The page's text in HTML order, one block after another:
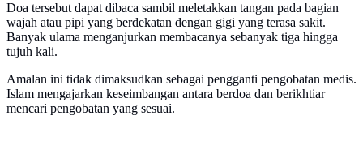
Doa tersebut dapat dibaca sambil meletakkan tangan pada bagian
wajah atau pipi yang berdekatan dengan gigi yang terasa sakit.
Banyak ulama menganjurkan membacanya sebanyak tiga hingga
tujuh kali.
Amalan ini tidak dimaksudkan sebagai pengganti pengobatan medis.
Islam mengajarkan keseimbangan antara berdoa dan berikhtiar
mencari pengobatan yang sesuai.